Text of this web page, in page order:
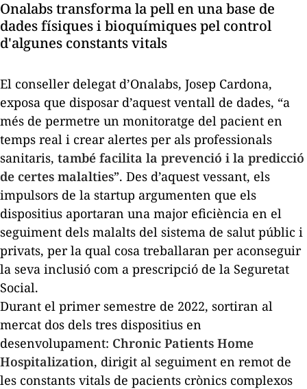
Onalabs transforma la pell en una base de
dades físiques i bioquímiques pel control
d'algunes constants vitals
El conseller delegat d’Onalabs, Josep Cardona,
exposa que disposar d’aquest ventall de dades, “a
més de permetre un monitoratge del pacient en
temps real i crear alertes per als professionals
sanitaris, també facilita la prevenció i la predicció
de certes malalties”. Des d’aquest vessant, els
impulsors de la startup argumenten que els
dispositius aportaran una major eficiència en el
seguiment dels malalts del sistema de salut públic i
privats, per la qual cosa treballaran per aconseguir
la seva inclusió com a prescripció de la Seguretat
Social.
Durant el primer semestre de 2022, sortiran al
mercat dos dels tres dispositius en
desenvolupament: Chronic Patients Home
Hospitalization, dirigit al seguiment en remot de
les constants vitals de pacients crònics complexos